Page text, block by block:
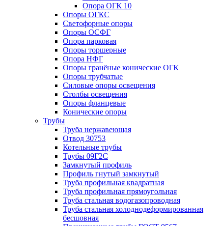
Опора ОГК 10
Опоры ОГКС
Светофорные опоры
Опоры ОСФГ
Опора парковая
Опоры торшерные
Опора НФГ
Опоры гранёные конические ОГК
Опоры трубчатые
Силовые опоры освещения
Столбы освещения
Опоры фланцевые
Конические опоры
Трубы
Труба нержавеющая
Отвод 30753
Котельные трубы
Трубы 09Г2С
Замкнутый профиль
Профиль гнутый замкнутый
Труба профильная квадратная
Труба профильная прямоугольная
Труба стальная водогазопроводная
Труба стальная холоднодеформированная
бесшовная